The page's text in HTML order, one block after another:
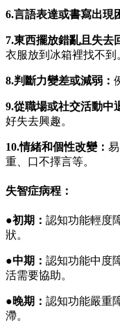
6.言語表達或書寫出現
7.東西擺放錯亂且失去
衣服放到冰箱裡找不到
8.判斷力變差或減弱：
9.從職場或社交活動中
好失去興趣。
10.情緒和個性改變：
重、口不擇言等。
失智症病程：
●初期： 認知功能輕度
狀。
●中期： 認知功能中度
活需要協助。
●晚期： 認知功能嚴重
滯。